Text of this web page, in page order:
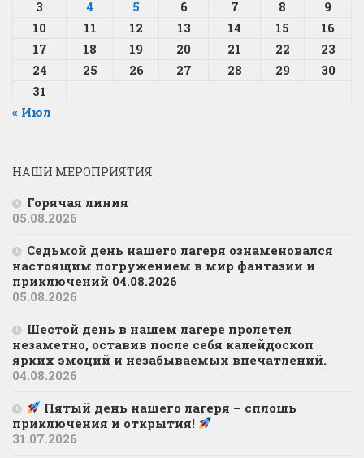
3 4 5 6 7 8
9
10
11 12 13 14 15
16
17
18 19 20 21 22
23
24
25 26 27 28 29
30
31
« Июл
НАШИ МЕРОПРИЯТИЯ
Горячая линия
05.08.2026
Седьмой день нашего лагеря ознаменовался
настоящим погружением в мир фантазии и
приключений 04.08.2026
05.08.2026
Шестой день в нашем лагере пролетел
незаметно, оставив после себя калейдоскоп
ярких эмоций и незабываемых впечатлений.
04.08.2026
Пятый день нашего лагеря – сплошь
приключения и открытия!
31.07.2026